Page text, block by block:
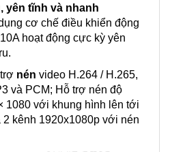
yên tĩnh và nhanh
cơ chế điều khiển động
hoạt động cực kỳ yên
nén video H.264 / H.265,
và PCM; Hỗ trợ nén độ
1080 với khung hình lên tới
kênh 1920x1080p với nén